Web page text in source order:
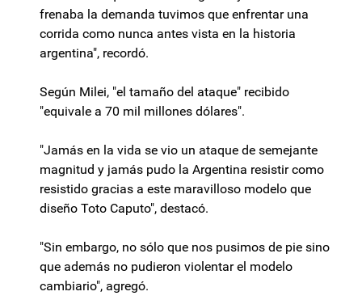
frenaba la demanda tuvimos que enfrentar una
corrida como nunca antes vista en la historia
argentina", recordó.
Según Milei, "el tamaño del ataque" recibido
"equivale a 70 mil millones dólares".
"Jamás en la vida se vio un ataque de semejante
magnitud y jamás pudo la Argentina resistir como
resistido gracias a este maravilloso modelo que
diseño Toto Caputo", destacó.
"Sin embargo, no sólo que nos pusimos de pie sino
que además no pudieron violentar el modelo
cambiario", agregó.